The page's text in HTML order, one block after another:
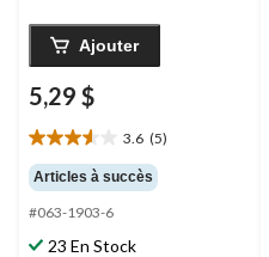
Ajouter
5,29 $
3.6 (5)
3.6
étoile(s)
sur
5.
5
Articles à succès
#063-1903-6
23 En Stock